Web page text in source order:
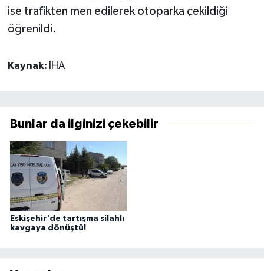
ise trafikten men edilerek otoparka çekildiği
öğrenildi.
Kaynak: İHA
Bunlar da ilginizi çekebilir
Eskişehir'de tartışma silahlı
kavgaya dönüştü!